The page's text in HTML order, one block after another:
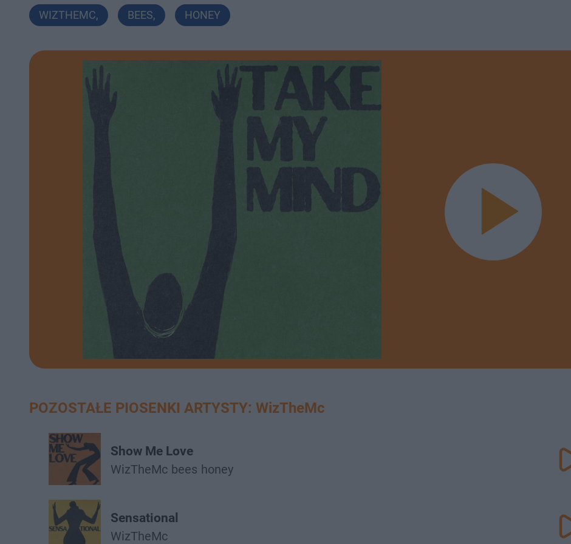
WIZTHEMC, BEES, HONEY
POZOSTAŁE PIOSENKI ARTYSTY: WizTheMc
Show Me Love
WizTheMc bees honey
Sensational
WizTheMc